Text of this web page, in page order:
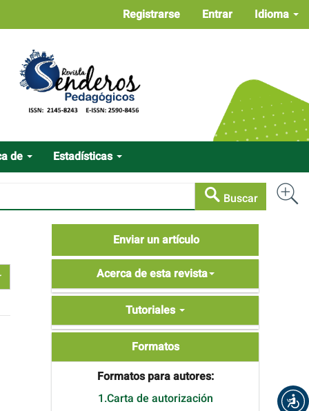
Idioma
Registrarse Entrar
de Estadísticas
Buscar
un
artículo
Enviar un artículo
Acerca de esta revista
Tutoriales
Formatos
Formatos para autores:
1.Carta de autorización